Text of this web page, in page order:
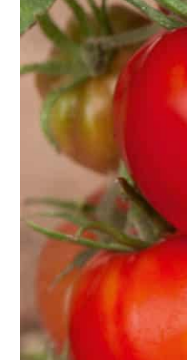
Arbustes de
Plantes
Arbres
Conifères
Plantes
Rosiers